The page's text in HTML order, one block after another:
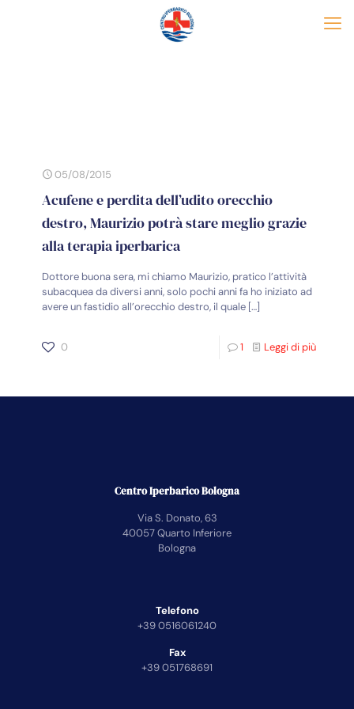
05/08/2015
Acufene e perdita dell’udito orecchio
destro, Maurizio potrà stare meglio grazie
alla terapia iperbarica
Dottore buona sera, mi chiamo Maurizio, pratico l’attività
subacquea da diversi anni, solo pochi anni fa ho iniziato ad
avere un fastidio all’orecchio destro, il quale […]
0 1 Leggi di più
Centro Iperbarico Bologna
Via S. Donato, 63
40057 Quarto Inferiore
Bologna
Telefono
+39 0516061240
Fax
+39 051768691